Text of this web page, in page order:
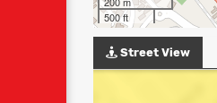
500 ft
Street View